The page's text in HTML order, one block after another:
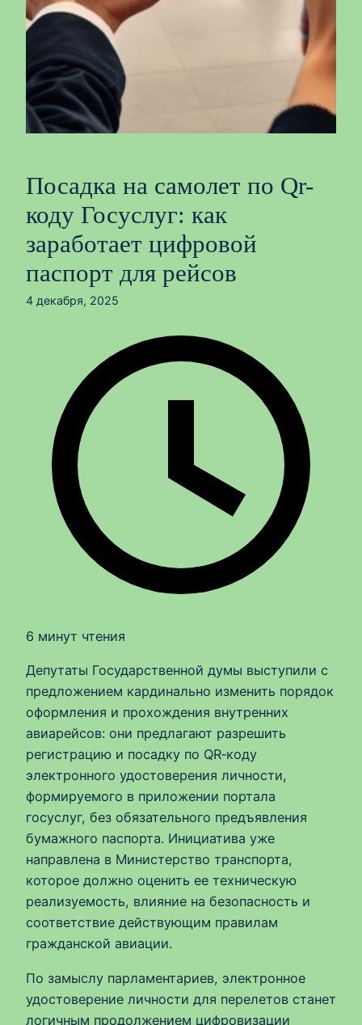
Посадка на самолет по Qr-
коду Госуслуг: как
заработает цифровой
паспорт для рейсов
4 декабря, 2025
6 минут чтения
Депутаты Государственной думы выступили с
предложением кардинально изменить порядок
оформления и прохождения внутренних
авиарейсов: они предлагают разрешить
регистрацию и посадку по QR‑коду
электронного удостоверения личности,
формируемого в приложении портала
госуслуг, без обязательного предъявления
бумажного паспорта. Инициатива уже
направлена в Министерство транспорта,
которое должно оценить ее техническую
реализуемость, влияние на безопасность и
соответствие действующим правилам
гражданской авиации.
По замыслу парламентариев, электронное
удостоверение личности для перелетов станет
логичным продолжением цифровизации